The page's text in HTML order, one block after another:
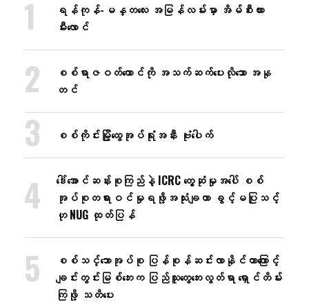
ရန်ကုန်-မန္တလေး အမြန်လမ်းမှာ အိမ်စီးကား
မီးလောင်
စစ်ရာဇဝတ်ကောင်ကို အသက်ဆက်ပေးလိုသော အနု
တင်
စစ်ကိုင်းမြို့ထွေအုပ်ရုံးအနီး ဗုံးပေါက်
ဒေါ်အောင်ဆန်းစုကြည်နဲ့ ICRC တွေ့ဆုံမှုအပေါ် စစ်
အုပ်စုတရားဝင်မှုရဖို့အသုံးချတာ ခွင့်မပြုသင့်
ဟု NUG ထုတ်ပြန်
စစ်သင်္ဘောအုပ်စု ပြန်စုန်ဆင်းလာနိုင်တာကြောင့်
ချင်းတွင်းမြစ်ဘေးက ပြည်သူတွေဘေးလွတ်ရာ ရှောင်တိမ်း
ကြဖို့ သတိပေး